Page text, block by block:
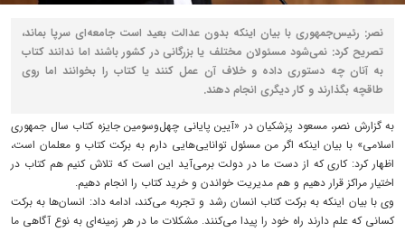
نصر: رئیس‌جمهوری با بیان اینکه بدون عدالت بعید است جامعه‌ای سرپا بماند،
تصریح کرد: نمی‌شود مسئولان مختلف یا بزرگانی در کشور باشند اما ندانند کتاب
به آنان چه دستوری داده و خلاف آن عمل کنند یا کتاب را بخوانند اما روی
طاقچه بگذارند و کار دیگری انجام دهند.
به گزارش نصر، مسعود پزشکیان در «آیین پایانی چهل‌وسومین جایزه کتاب سال جمهوری
اسلامی» با بیان اینکه اگر من مسئول توانایی‌هایی دارم به برکت کتاب و معلمان است،
اظهار کرد: کاری که از دست ما در دولت برمی‌آید این است که تلاش کنیم هم کتاب در
اختیار مراکز قرار دهیم و هم مدیریت خواندن و خرید کتاب را انجام دهیم.
وی با بیان اینکه به برکت کتاب انسان رشد و تجربه می‌کند، ادامه داد: انسان‌ها به برکت
کسانی که علم دارند راه خود را پیدا می‌کنند. مشکلات ما در هر زمینه‌ای به نوع آگاهی ما